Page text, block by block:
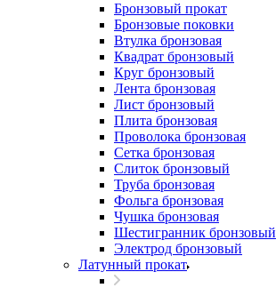
Бронзовый прокат
Бронзовые поковки
Втулка бронзовая
Квадрат бронзовый
Круг бронзовый
Лента бронзовая
Лист бронзовый
Плита бронзовая
Проволока бронзовая
Сетка бронзовая
Слиток бронзовый
Труба бронзовая
Фольга бронзовая
Чушка бронзовая
Шестигранник бронзовый
Электрод бронзовый
Латунный прокат